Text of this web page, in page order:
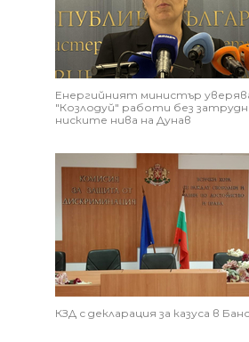
Енергийният министър
"Козлодуй" работи без
ниските нива на Дунав
КЗД с декларация за казуса в